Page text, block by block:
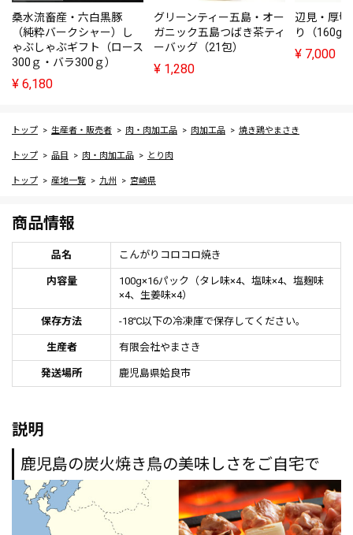
桑水流畜産・六白黒豚
（純粋バークシャー）し
ゃぶしゃぶギフト（ロース
300ｇ・バラ300ｇ）
¥ 6,180
グリーンティー五島・オー
ガニック五島つばき茶ティ
ーバッグ（21包）
¥ 1,280
辺見・厚
り（160g
¥ 7,000
トップ 生産者・販売者 肉・肉加工品 肉加工品 焼き鶏やまさき
トップ 品目 肉・肉加工品 とり肉
トップ 産地一覧 九州 宮崎県
商品情報
品名 こんがりコロコロ焼き
内容量
100g×16パック（タレ味×4、塩味×4、塩麹味
×4、生姜味×4）
保存方法 -18℃以下の冷凍庫で保存してください。
生産者 有限会社やまさき
発送場所 鹿児島県姶良市
説明
鹿児島の炭火焼き鳥の美味しさをご自宅で